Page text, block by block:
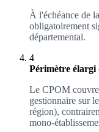
À l'échéance de
obligatoirement
départemental.
4
Périmètre
Le CPOM
gestionnaire sur
région),
mono-